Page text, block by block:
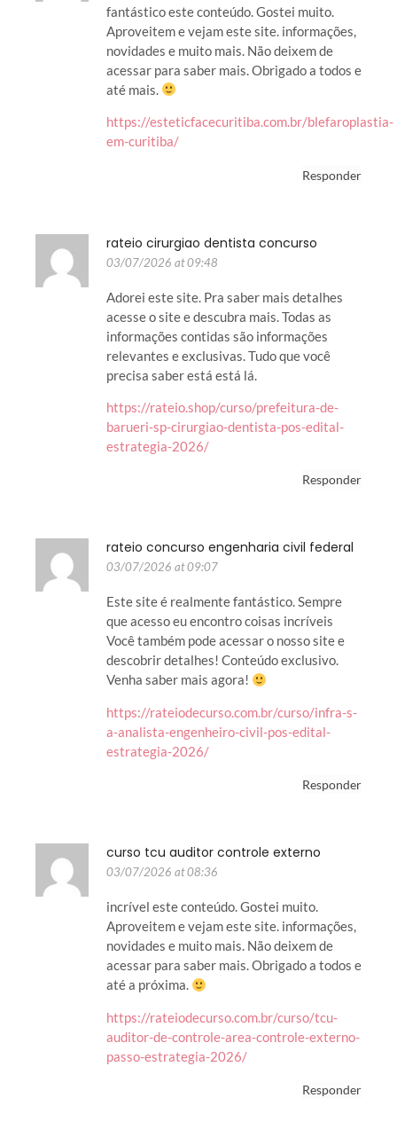
fantástico este conteúdo. Gostei muito.
Aproveitem e vejam este site. informações,
novidades e muito mais. Não deixem de
acessar para saber mais. Obrigado a todos e
até mais.
https://esteticfacecuritiba.com.br/blefaroplastia-
em-curitiba/
Responder
rateio cirurgiao dentista concurso
03/07/2026 at 09:48
Adorei este site. Pra saber mais detalhes
acesse o site e descubra mais. Todas as
informações contidas são informações
relevantes e exclusivas. Tudo que você
precisa saber está está lá.
https://rateio.shop/curso/prefeitura-de-
barueri-sp-cirurgiao-dentista-pos-edital-
estrategia-2026/
Responder
rateio concurso engenharia civil federal
03/07/2026 at 09:07
Este site é realmente fantástico. Sempre
que acesso eu encontro coisas incríveis
Você também pode acessar o nosso site e
descobrir detalhes! Conteúdo exclusivo.
Venha saber mais agora!
https://rateiodecurso.com.br/curso/infra-s-
a-analista-engenheiro-civil-pos-edital-
estrategia-2026/
Responder
curso tcu auditor controle externo
03/07/2026 at 08:36
incrível este conteúdo. Gostei muito.
Aproveitem e vejam este site. informações,
novidades e muito mais. Não deixem de
acessar para saber mais. Obrigado a todos e
até a próxima.
https://rateiodecurso.com.br/curso/tcu-
auditor-de-controle-area-controle-externo-
passo-estrategia-2026/
Responder